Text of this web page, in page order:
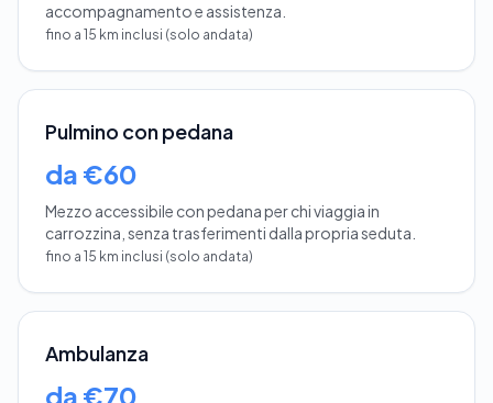
accompagnamento e assistenza.
fino a 15 km inclusi (solo andata)
Pulmino con pedana
da €60
Mezzo accessibile con pedana per chi viaggia in
carrozzina, senza trasferimenti dalla propria seduta.
fino a 15 km inclusi (solo andata)
Ambulanza
da €70